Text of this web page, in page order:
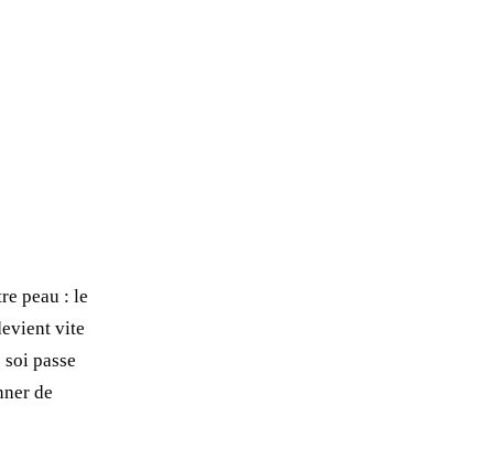
peau : le
vite
passe
de